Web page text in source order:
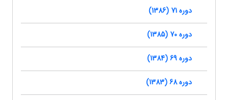
دوره 71 (1386)
دوره 70 (1385)
دوره 69 (1384)
دوره 68 (1383)